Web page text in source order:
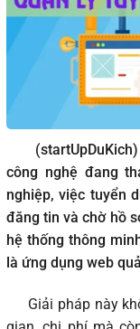
(startUpDuKich)
công nghệ đang
nghiệp, việc tuyển
đăng tin và chờ hồ
hệ thống thông
là ứng dụng web
Giải pháp này